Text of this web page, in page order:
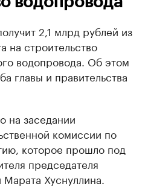
2,1 млрд рублей из
на строительство
водопровода. Об этом
главы и правительства
на заседании
комиссии по
которое прошло под
председателя
Хуснуллина.